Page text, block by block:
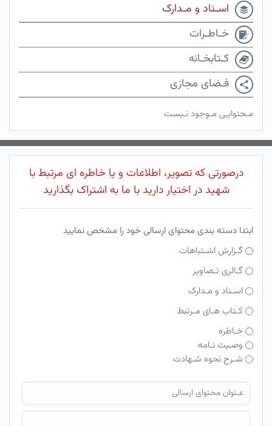
اسـناد و مـدارک
خـاطـرات
کـتابخـانه
فـضای مجازی
مـحتوایـی مـوجود نـیست
درصورتی که تصویر، اطلاعات و یا خاطره ای مرتبط با
شهید در اختیار دارید با ما به اشتراک بگذارید
ابتدا دسته بندی محتوای ارسالی خود را مشخص نمایید
گـزارش اشـتباهات
گـالری تـصاویر
اسـناد و مـدارک
کـتاب هـای مـرتبط
خـاطره
وصـیت نـامه
شـرح نحوه شـهادت
فایل محتوای ارسالی